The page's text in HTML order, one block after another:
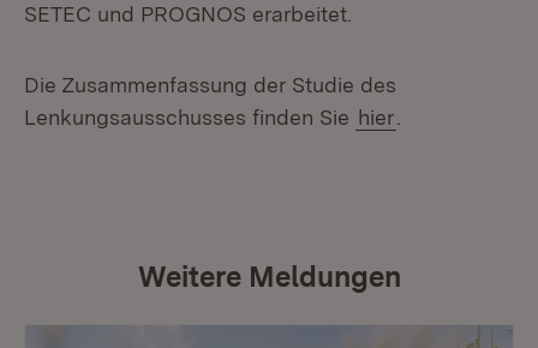
SETEC und PROGNOS erarbeitet.
Die Zusammenfassung der Studie des
Lenkungsausschusses finden Sie hier
Weitere Meldungen